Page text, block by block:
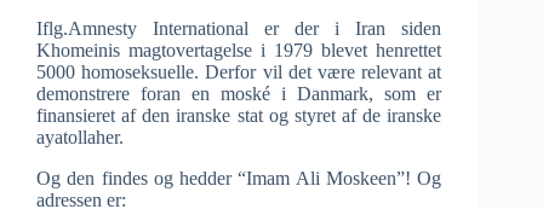
Iflg.Amnesty International er der i Iran siden
Khomeinis magtovertagelse i 1979 blevet henrettet
5000 homoseksuelle. Derfor vil det være relevant at
demonstrere foran en moské i Danmark, som er
finansieret af den iranske stat og styret af de iranske
ayatollaher.
Og den findes og hedder “Imam Ali Moskeen”! Og
adressen er: